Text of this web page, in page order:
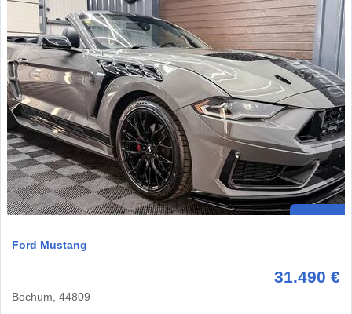
Ford Mustang
31.490 €
Bochum, 44809